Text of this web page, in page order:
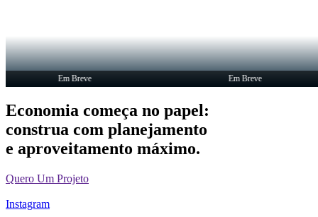
Em Breve Em Breve
Economia começa no papel:
construa com planejamento
e aproveitamento máximo.
Quero Um Projeto
Instagram